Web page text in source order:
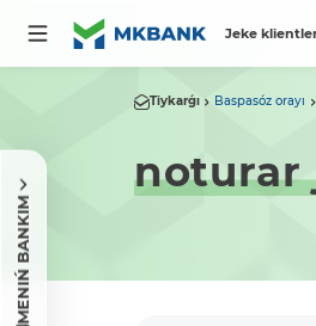
Jeke
MENIŃ BANKIM
Tiykarǵı Baspasóz orayı
noturar